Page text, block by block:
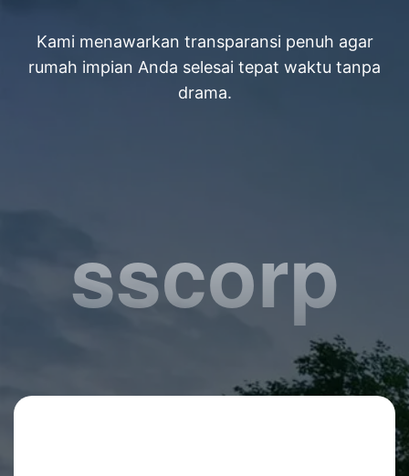
Kami menawarkan transparansi penuh agar
rumah impian Anda selesai tepat waktu tanpa
drama.
sscorp